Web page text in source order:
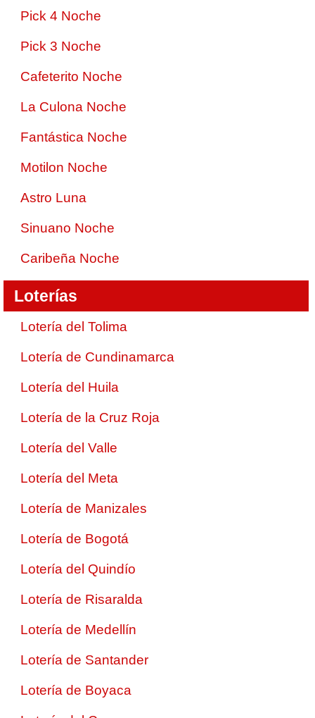
Pick 4 Noche
Pick 3 Noche
Cafeterito Noche
La Culona Noche
Fantástica Noche
Motilon Noche
Astro Luna
Sinuano Noche
Caribeña Noche
Loterías
Lotería del Tolima
Lotería de Cundinamarca
Lotería del Huila
Lotería de la Cruz Roja
Lotería del Valle
Lotería del Meta
Lotería de Manizales
Lotería de Bogotá
Lotería del Quindío
Lotería de Risaralda
Lotería de Medellín
Lotería de Santander
Lotería de Boyaca